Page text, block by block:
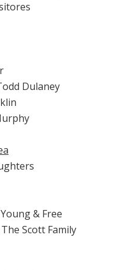
Dulaney
& Free
Scott Family